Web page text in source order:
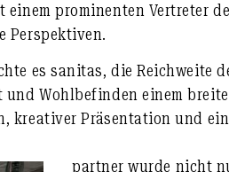
prominenten Vertreter
Perspektiven.
es sanitas, die Reichweite
Wohlbefinden einem
kreativer Präsentation und
partner wurde nicht